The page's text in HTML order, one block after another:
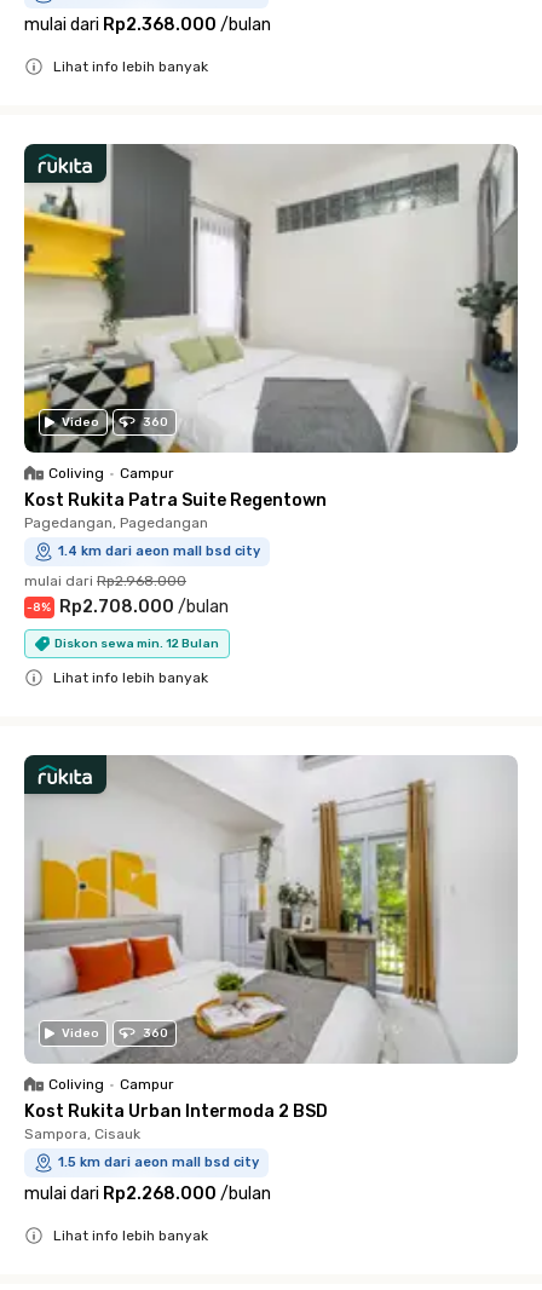
mulai dari Rp2.368.000 /bulan
Lihat info lebih banyak
Video 360
Coliving • Campur
Kost Rukita Patra Suite Regentown
Pagedangan, Pagedangan
1.4 km dari aeon mall bsd city
mulai dari Rp2.968.000
-8% Rp2.708.000 /bulan
Diskon sewa min. 12 Bulan
Lihat info lebih banyak
Video 360
Coliving • Campur
Kost Rukita Urban Intermoda 2 BSD
Sampora, Cisauk
1.5 km dari aeon mall bsd city
mulai dari Rp2.268.000 /bulan
Lihat info lebih banyak